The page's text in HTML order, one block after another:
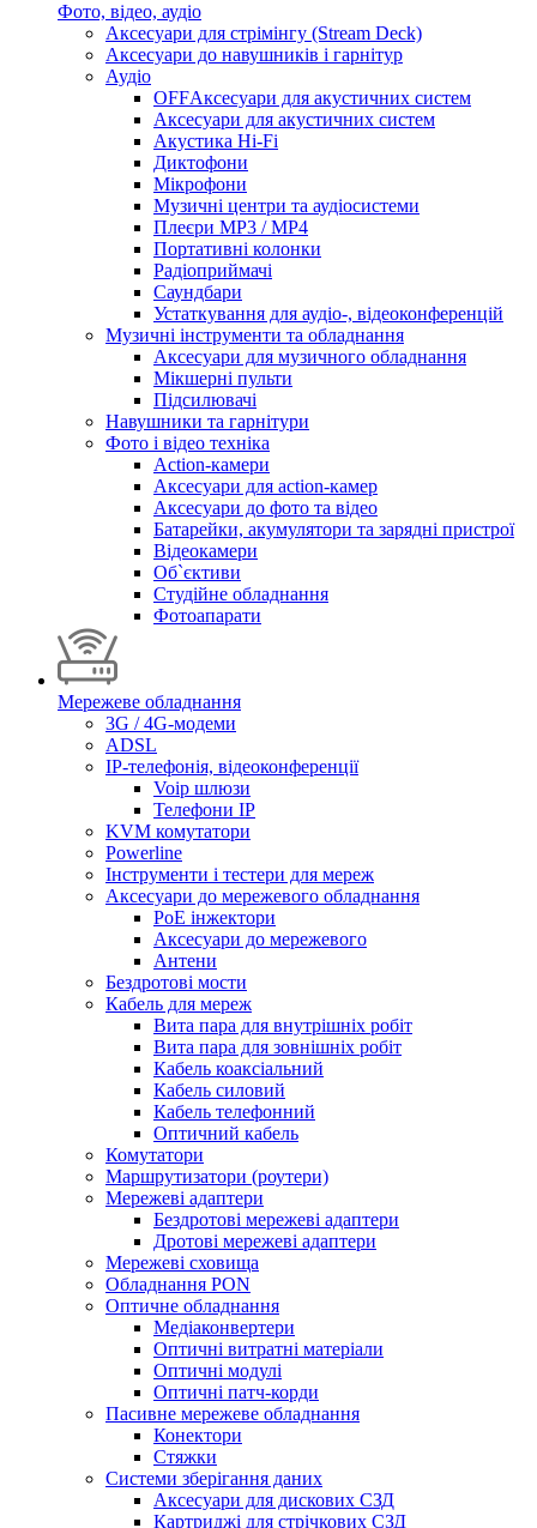
Фото, відео, аудіо
Аксесуари для стрімінгу (Stream Deck)
Аксесуари до навушників і гарнітур
Аудіо
OFFАксесуари для акустичних систем
Аксесуари для акустичних систем
Акустика Hi-Fi
Диктофони
Мікрофони
Музичні центри та аудіосистеми
Плеєри MP3 / MP4
Портативні колонки
Радіоприймачі
Саундбари
Устаткування для аудіо-, відеоконференцій
Музичні інструменти та обладнання
Аксесуари для музичного обладнання
Мікшерні пульти
Підсилювачі
Навушники та гарнітури
Фото і відео техніка
Action-камери
Аксесуари для action-камер
Аксесуари до фото та відео
Батарейки, акумулятори та зарядні пристрої
Відеокамери
Об`єктиви
Студійне обладнання
Фотоапарати
Мережеве обладнання
3G / 4G-модеми
ADSL
IP-телефонія, відеоконференції
Voip шлюзи
Телефони IP
KVM комутатори
Powerline
Інструменти і тестери для мереж
Аксесуари до мережевого обладнання
PoE інжектори
Аксесуари до мережевого
Антени
Бездротові мости
Кабель для мереж
Вита пара для внутрішніх робіт
Вита пара для зовнішніх робіт
Кабель коаксіальний
Кабель силовий
Кабель телефонний
Оптичний кабель
Комутатори
Маршрутизатори (роутери)
Мережеві адаптери
Бездротові мережеві адаптери
Дротові мережеві адаптери
Мережеві сховища
Обладнання PON
Оптичне обладнання
Медіаконвертери
Оптичні витратні матеріали
Оптичні модулі
Оптичні патч-корди
Пасивне мережеве обладнання
Конектори
Стяжки
Системи зберігання даних
Аксесуари для дискових СЗД
Картриджі для стрічкових СЗД